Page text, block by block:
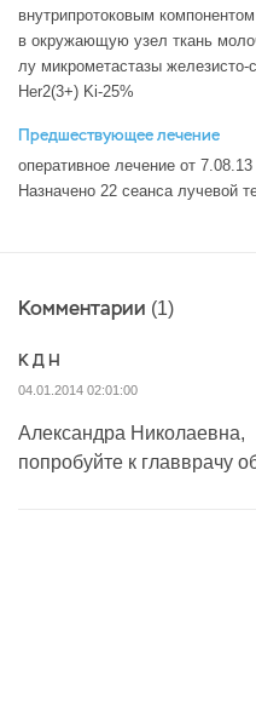
внутрипротоковым
в окружающую узел ткань
лу микрометастазы
Her2(3+) Ki-25%
Предшествующее лечение
оперативное лечение от
Назначено 22 сеанса лучевой
Комментарии (1)
К Д Н
04.01.2014 02:01:00
Александра Николаевна,
попробуйте к главврачу